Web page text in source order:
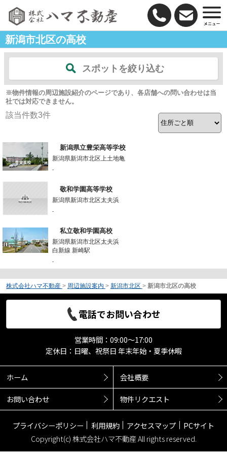
新潟市北区の高校
スポットを絞り込む
※物件情報の周辺施設紹介のページであり、各店舗への問い合わせは当
社では対応できません。
該当件数3件
新潟県立豊栄高等学校
新潟県新潟市北区上土地亀
-
敬和学園高等学校
新潟県新潟市北区太夫浜
-
私立敬和学園高校
新潟県新潟市北区太夫浜
白新線 新崎駅
-
株式会社ハマ不動産 > 周辺施設案内 > 新潟市北区 > 新潟市北区の高校
電話でお問い合わせ
営業時間：09:00～17:00
定休日：日曜、祝祭日 年末年始・夏季休暇
ホーム 会社概要
お問い合わせ 物件リクエスト
プライバシーポリシー 利用規約 アクセスマップ
PCサイト
Copyright(c) 株式会社ハマ不動産 All rights reserved.